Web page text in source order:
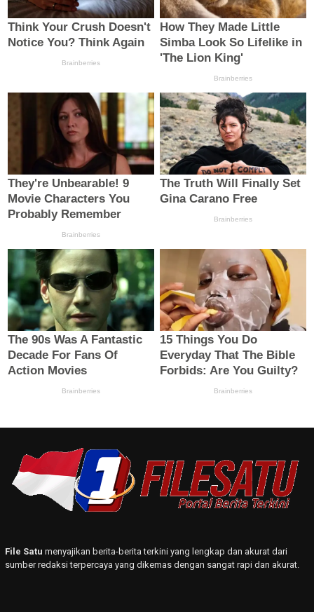
File Satu menyajikan berita-berita terkini yang lengkap dan akurat dari
sumber redaksi terpercaya yang dikemas dengan sangat rapi dan akurat.